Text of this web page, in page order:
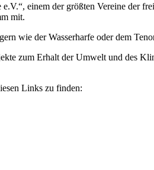
einem der größten Vereine der
mit.
wie der Wasserharfe oder dem
zum Erhalt der Umwelt und des
Links zu finden: